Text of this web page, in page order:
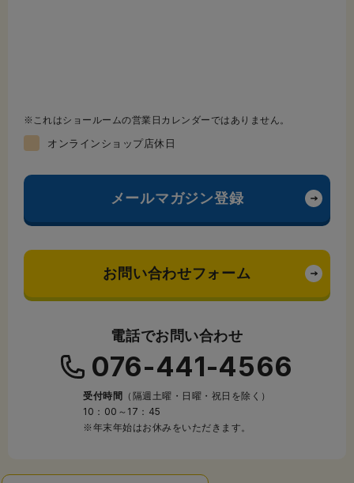
これはショールームの営業日カレンダーではありません。
オンラインショップ店休日
メールマガジン登録
お問い合わせフォーム
電話でお問い合わせ
076-441-4566
受付時間
（隔週土曜・日曜・祝日を除く）
10：00～17：45
※年末年始はお休みをいただきます。